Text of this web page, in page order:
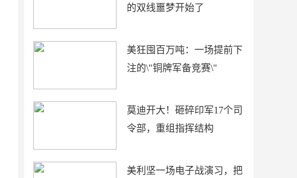
的双线噩梦开始了
美狂囤百万吨：一场提前下
注的\"铜牌军备竞赛\"
莫迪开大！砸碎印军17个司
令部，重组指挥结构
美利坚一场电子战演习，把